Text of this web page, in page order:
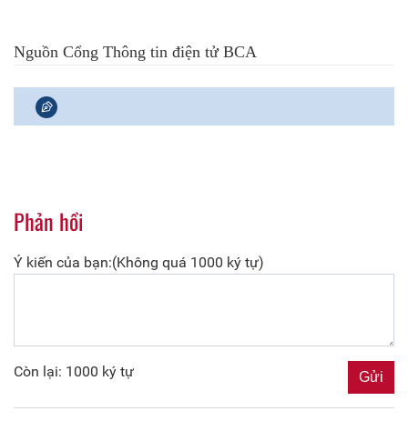
Nguồn Cổng Thông tin điện tử BCA
Phản hồi
Ý kiến của bạn:(Không quá 1000 ký tự)
Còn lại: 1000 ký tự